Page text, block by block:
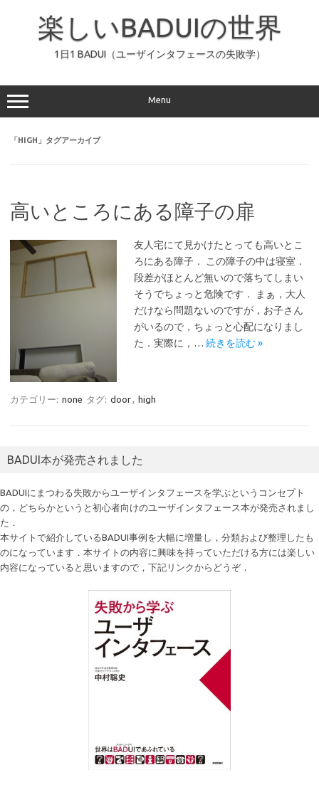
ッ
プ
楽しいBADUIの世界
1日1 BADUI（ユーザインタフェースの失敗学）
Menu
「HIGH 」タグアーカイブ
高いところにある障子の扉
友人宅にて見かけたとっても高いとこ
ろにある障子． この障子の中は寝室．
段差がほとんど無いので落ちてしまい
そうでちょっと危険です． まぁ，大人
だけなら問題ないのですが，お子さん
がいるので，ちょっと心配になりまし
た．実際に，… 続きを読む »
カテゴリー: none タグ: door, high
BADUI本が発売されました
BADUIにまつわる失敗からユーザインタフェースを学ぶというコンセプト
の，どちらかというと初心者向けのユーザインタフェース本が発売されまし
た．
本サイトで紹介しているBADUI事例を大幅に増量し，分類および整理したも
のになっています．本サイトの内容に興味を持っていただける方には楽しい
内容になっていると思いますので，下記リンクからどうぞ．